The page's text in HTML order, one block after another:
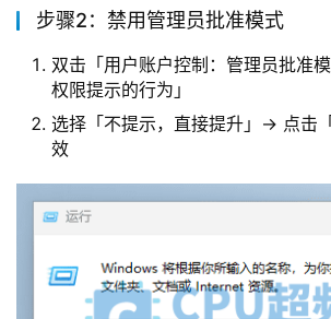
步骤2：禁用管理员批准模式
双击「用户账户控制：管理员批准
权限提示的行为」
选择「不提示，直接提升」→ 点击
效